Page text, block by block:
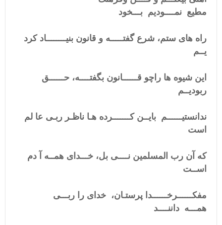
مطیع نمــــودیم بـــخود
راه های ستم، شرع گفتـــــه و قانون بنیــــــــاد کرد
یــم
این شیوه ها راچو قــــــانون بگفتــــه، حــــــق
ربودیــم
ندانستیــــــم بایــن کـــــــرده هـا ناظـر ربـی عا لم
است
که آن رب المسلمین نــــی بل، خـــدای همــه آ دم
اســت
مفکــــــرخــــــدا پرستـان، خدای را ربـــی
همـــه داننــــد